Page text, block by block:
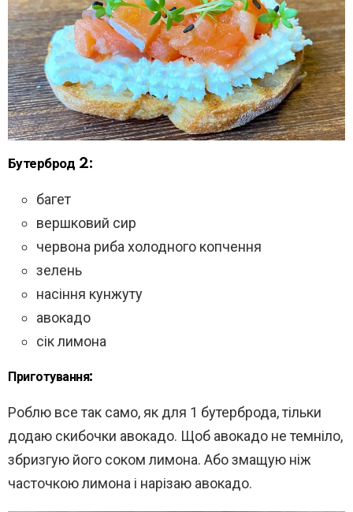
Бутерброд 2:
багет
вершковий сир
червона риба холодного копчення
зелень
насіння кунжуту
авокадо
сік лимона
Приготування:
Роблю все так само, як для 1 бутерброда, тільки
додаю скибочки авокадо. Щоб авокадо не темніло,
збризгую його соком лимона. Або змащую ніж
часточкою лимона і нарізаю авокадо.